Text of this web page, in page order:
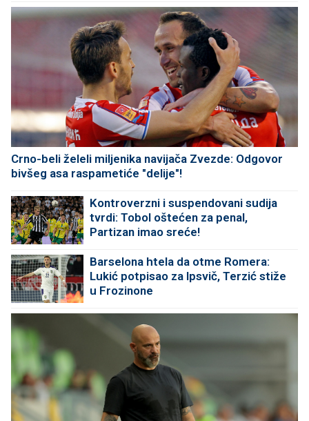
Crno-beli želeli miljenika navijača Zvezde: Odgovor
bivšeg asa raspametiće "delije"!
Kontroverzni i suspendovani sudija
tvrdi: Tobol oštećen za penal,
Partizan imao sreće!
Barselona htela da otme Romera:
Lukić potpisao za Ipsvič, Terzić stiže
u Frozinone